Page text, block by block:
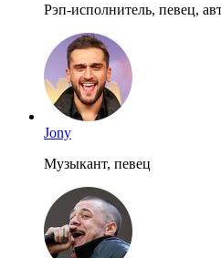
Рэп-исполнитель, певец,
Jony
Музыкант, певец